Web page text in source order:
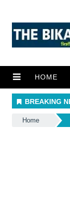
HOME
Home